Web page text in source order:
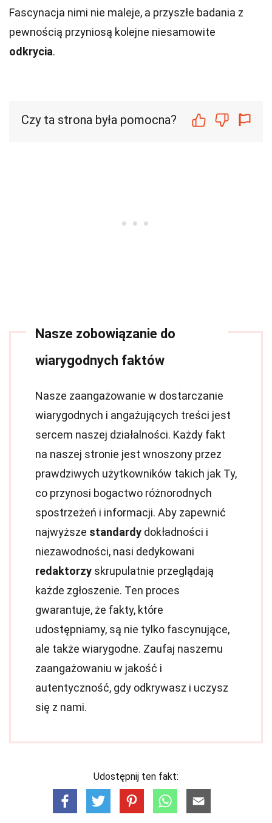
Fascynacja nimi nie maleje, a przyszłe badania z
pewnością przyniosą kolejne niesamowite
odkrycia.
Czy ta strona była pomocna?
Nasze zobowiązanie do
wiarygodnych faktów
Nasze zaangażowanie w dostarczanie
wiarygodnych i angażujących treści jest
sercem naszej działalności. Każdy fakt
na naszej stronie jest wnoszony przez
prawdziwych użytkowników takich jak Ty,
co przynosi bogactwo różnorodnych
spostrzeżeń i informacji. Aby zapewnić
najwyższe standardy dokładności i
niezawodności, nasi dedykowani
redaktorzy skrupulatnie przeglądają
każde zgłoszenie. Ten proces
gwarantuje, że fakty, które
udostępniamy, są nie tylko fascynujące,
ale także wiarygodne. Zaufaj naszemu
zaangażowaniu w jakość i
autentyczność, gdy odkrywasz i uczysz
się z nami.
Udostępnij ten fakt: